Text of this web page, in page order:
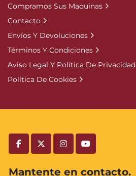
facebooktwitterinstagramyoutube
Mantente en contacto.
Compramos Sus Maquinas
Contacto
Envíos Y Devoluciones
Términos Y Condiciones
Aviso Legal Y Política De Privacidad
Política De Cookies